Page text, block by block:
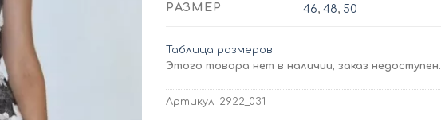
РАЗМЕР 46,48, 50
Таблица размеров
Этого товара нет в наличии, заказ недоступен.
Артикул: 2922_031